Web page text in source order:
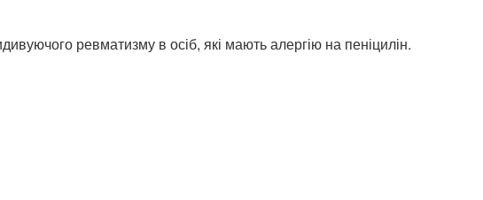
ревматизму в осіб, які мають алергію на пеніцилін.